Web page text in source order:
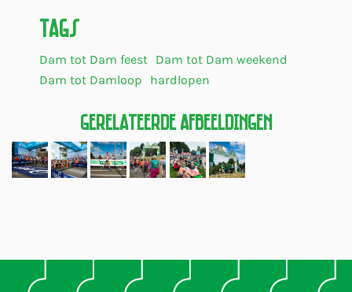
Tags
Dam tot Dam feest Dam tot Dam weekend
Dam tot Damloop
hardlopen
Gerelateerde Afbeeldingen